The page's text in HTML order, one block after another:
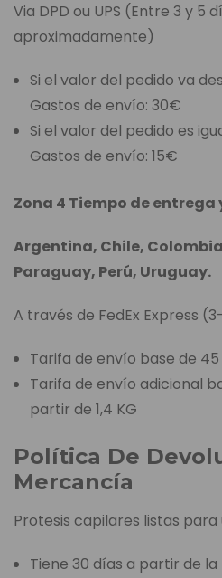
Via DPD ou UPS (Entre 3 y 5
aproximadamente)
Si el valor del pedido va
Gastos de envío: 30€
Si el valor del pedido es
Gastos de envío: 15€
Zona 4 Tiempo de
Argentina, Chile,
Paraguay, Perú, Uruguay.
A través de FedEx Express
Tarifa de envío base de
Tarifa de envío adicional
partir de 1,4 KG
Política De
Mercancía
Protesis capilares listas para
Tiene 30 días a partir de